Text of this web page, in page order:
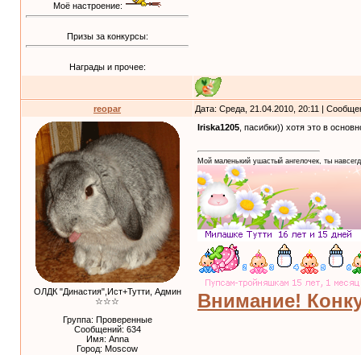
Моё настроение:
Призы за конкурсы:
Награды и прочее:
reopar Дата: Среда, 21.04.2010, 20:11 |
ОЛДК "Династия",Ист+Тутти, Админ
☆☆☆
Группа: Проверенные
Сообщений: 634
Имя: Anna
Город: Moscow
Iriska1205 , пасибки)) хотя это в
Мой маленький ушастый ангелочек, ты
Внимание!